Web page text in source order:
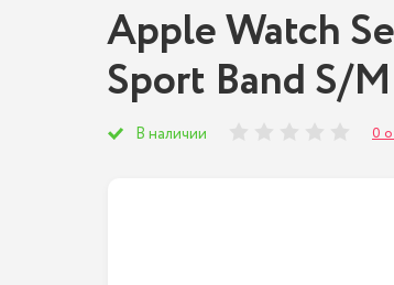
Apple Watch
Sport Band S/M
В наличии 0